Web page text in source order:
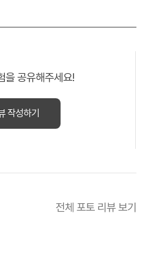
을 공유해주세요!
작성하기
전체 포토 리뷰 보기